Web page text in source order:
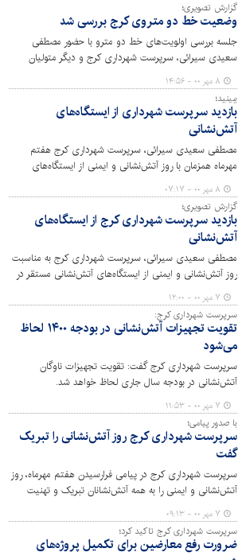
گزارش تصویری؛
وضعیت خط دو متروی کرج بررسی شد
جلسه بررسی اولویت‌های خط دو مترو با حضور مصطفی
سعیدی سیرائی، سرپرست شهرداری کرج و دیگر متولیان
امروز پنجشنبه در سالن جلسات مرکز برگزار شد.
۸ مهر ۰۰ - ۱۴:۵۶
ببینید؛
بازدید سرپرست شهرداری از ایستگاه‌های
آتش‌نشانی
مصطفی سعیدی سیرائی، سرپرست شهرداری کرج هفتم
مهرماه همزمان با روز آتش‌نشانی و ایمنی از ایستگاه‌های
آتش‌نشانی سطح شهر بازدید و از آتش‌نشانان غیور کرجی
تقدیر کرد.
۸ مهر ۰۰ - ۰۷:۱۷
گزارش تصویری؛
بازدید سرپرست شهرداری کرج از ایستگاه‌های
آتش‌نشانی
مصطفی سعیدی سیرائی، سرپرست شهرداری کرج به مناسبت
روز آتش‌نشانی و ایمنی از ایستگاه‌های آتش‌نشانی مستقر در
شهر بازدید کرد. گفتنی است؛ سرپرست شهرداری کرج با
اهدای گل از آتشنشانان تقدیر کرد.
۷ مهر ۰۰ - ۱۲:۰۰
سرپرست شهرداری کرج:
تقویت تجهیزات آتش‌نشانی در بودجه ۱۴۰۰ لحاظ
می‌شود
سرپرست شهرداری کرج گفت: تقویت تجهیزات ناوگان
آتش‌نشانی در بودجه سال جاری لحاظ خواهد شد.
۷ مهر ۰۰ - ۱۱:۵۳
با صدور پیامی؛
سرپرست شهرداری کرج روز آتش‌نشانی را تبریک
گفت
سرپرست شهرداری کرج در پیامی فرارسیدن هفتم مهرماه، روز
آتش‌نشانی و ایمنی را به همه آتش‌نشانان تبریک و تهنیت
گفت.۷ مهر ۰۰ - ۰۹:۱۳
سرپرست شهرداری کرج تاکید کرد؛
ضرورت رفع معارضین برای تکمیل پروژه‌های